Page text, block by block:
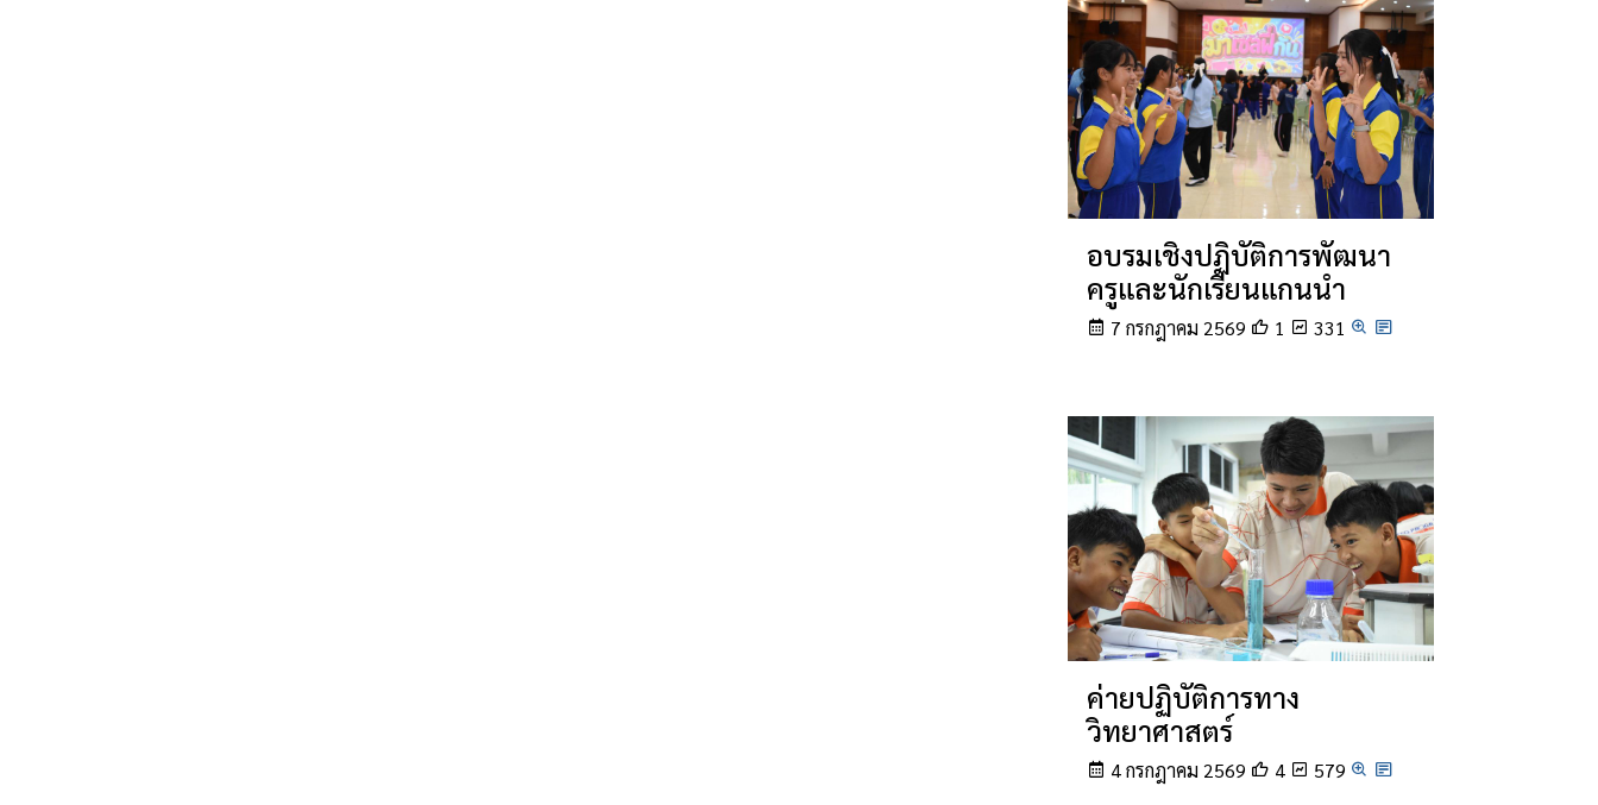
อบรมเชิงปฏิบัติการพัฒนา
ครูและนักเรียนแกนนำ
7 กรกฎาคม 2569 1 331
ค่ายปฏิบัติการทาง
วิทยาศาสตร์
4 กรกฎาคม 2569 4 579